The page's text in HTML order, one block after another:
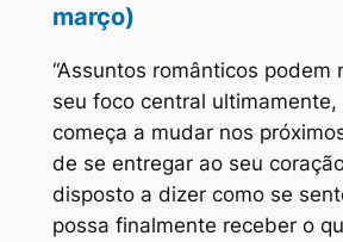
março)
“Assuntos românticos podem
seu foco central ultimamente,
começa a mudar nos
de se entregar ao seu
disposto a dizer como se
possa finalmente receber o